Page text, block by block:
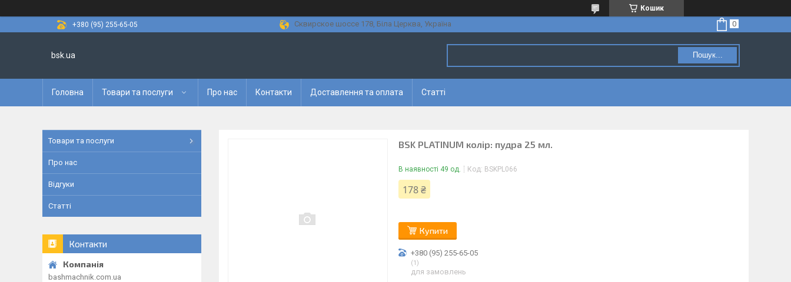
Кошик
+380 (95) 255-65-05
Сквирское шоссе 178, Біла Церква, Україна
bsk.ua Пошук...
Головна Товари та послуги Про нас Контакти Доставлення та оплата Статті
BSK PLATINUM колір: пудра 25 мл.
В наявності 49 од. Код: BSKPL066
178 ₴
Купити
+380 (95) 255-65-05
1
для замовлень
Товари та послуги
Про нас
Відгуки
Статті
Контакти
bashmachnik.com.ua